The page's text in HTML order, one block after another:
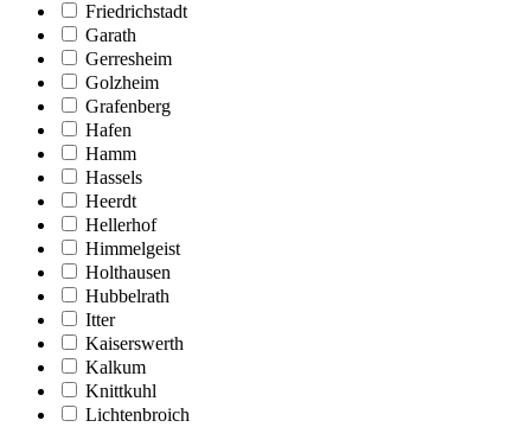
Friedrichstadt
Garath
Gerresheim
Golzheim
Grafenberg
Hafen
Hamm
Hassels
Heerdt
Hellerhof
Himmelgeist
Holthausen
Hubbelrath
Itter
Kaiserswerth
Kalkum
Knittkuhl
Lichtenbroich